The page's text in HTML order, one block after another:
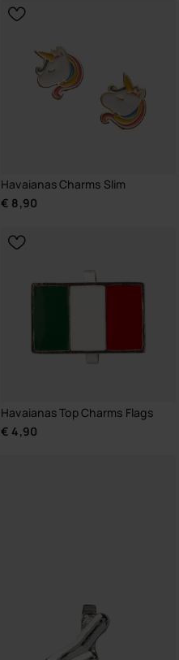
Havaianas Charms Slim
€ 8,90
Havaianas Top Charms Flags
€ 4,90